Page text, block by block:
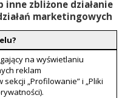
zbliżone działanie
marketingowych
na wyświetlaniu
reklam
„Profilowanie” i „Pliki